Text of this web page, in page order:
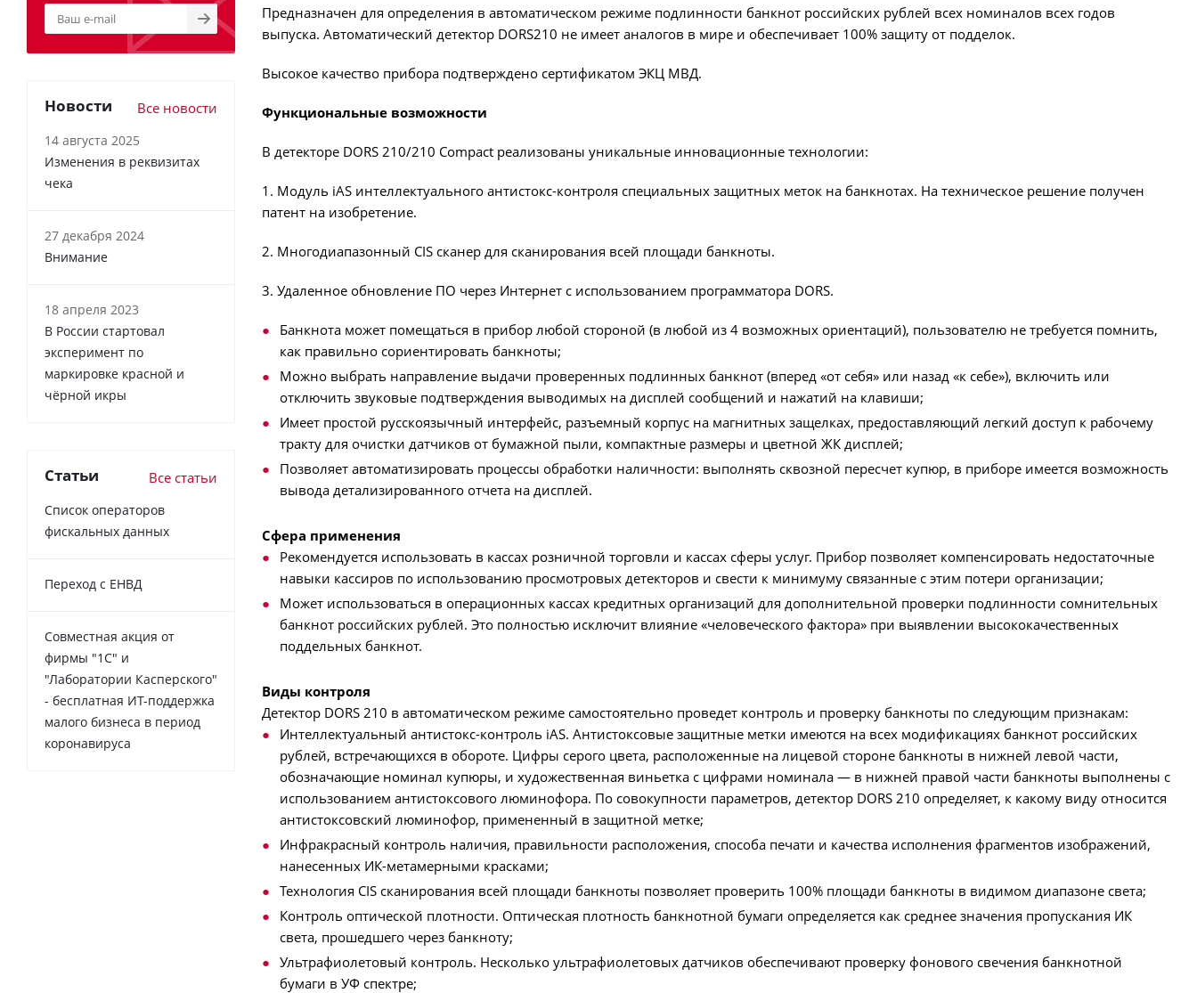
Предназначен для определения в автоматическом режиме подлинности банкнот российских рублей всех номиналов всех годов
выпуска. Автоматический детектор DORS210 не имеет аналогов в мире и обеспечивает 100% защиту от подделок.
Высокое качество прибора подтверждено сертификатом ЭКЦ МВД.
Функциональные возможности
В детекторе DORS 210/210 Compact реализованы уникальные инновационные технологии:
1. Модуль iAS интеллектуального антистокс-контроля специальных защитных меток на банкнотах. На техническое решение получен
патент на изобретение.
2. Многодиапазонный CIS сканер для сканирования всей площади банкноты.
3. Удаленное обновление ПО через Интернет с использованием программатора DORS.
Банкнота может помещаться в прибор любой стороной (в любой из 4 возможных ориентаций), пользователю не требуется помнить,
как правильно сориентировать банкноты;
Можно выбрать направление выдачи проверенных подлинных банкнот (вперед «от себя» или назад «к себе»), включить или
отключить звуковые подтверждения выводимых на дисплей сообщений и нажатий на клавиши;
Имеет простой русскоязычный интерфейс, разъемный корпус на магнитных защелках, предоставляющий легкий доступ к рабочему
тракту для очистки датчиков от бумажной пыли, компактные размеры и цветной ЖК дисплей;
Позволяет автоматизировать процессы обработки наличности: выполнять сквозной пересчет купюр, в приборе имеется возможность
вывода детализированного отчета на дисплей.
Сфера применения
Рекомендуется использовать в кассах розничной торговли и кассах сферы услуг. Прибор позволяет компенсировать недостаточные
навыки кассиров по использованию просмотровых детекторов и свести к минимуму связанные с этим потери организации;
Может использоваться в операционных кассах кредитных организаций для дополнительной проверки подлинности сомнительных
банкнот российских рублей. Это полностью исключит влияние «человеческого фактора» при выявлении высококачественных
поддельных банкнот.
Виды контроля
Детектор DORS 210 в автоматическом режиме самостоятельно проведет контроль и проверку банкноты по следующим признакам:
Интеллектуальный антистокс-контроль iAS. Антистоксовые защитные метки имеются на всех модификациях банкнот российских
рублей, встречающихся в обороте. Цифры серого цвета, расположенные на лицевой стороне банкноты в нижней левой части,
обозначающие номинал купюры, и художественная виньетка с цифрами номинала — в нижней правой части банкноты выполнены с
использованием антистоксового люминофора. По совокупности параметров, детектор DORS 210 определяет, к какому виду относится
антистоксовский люминофор, примененный в защитной метке;
Инфракрасный контроль наличия, правильности расположения, способа печати и качества исполнения фрагментов изображений,
нанесенных ИК-метамерными красками;
Технология CIS сканирования всей площади банкноты позволяет проверить 100% площади банкноты в видимом диапазоне света;
Контроль оптической плотности. Оптическая плотность банкнотной бумаги определяется как среднее значения пропускания ИК
света, прошедшего через банкноту;
Ультрафиолетовый контроль. Несколько ультрафиолетовых датчиков обеспечивают проверку фонового свечения банкнотной
бумаги в УФ спектре;
Новости Все новости
14 августа 2025
Изменения в реквизитах
чека
27 декабря 2024
Внимание
18 апреля 2023
В России cтартовал
эксперимент по
маркировке красной и
чёрной икры
Статьи Все статьи
Список операторов
фискальных данных
Переход с ЕНВД
Совместная акция от
фирмы "1С" и
"Лаборатории Касперского"
- бесплатная ИТ-поддержка
малого бизнеса в период
коронавируса